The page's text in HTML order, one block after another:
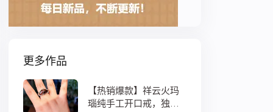
更多作品
【热销爆款】祥云火玛
瑙纯手工开口戒，独特